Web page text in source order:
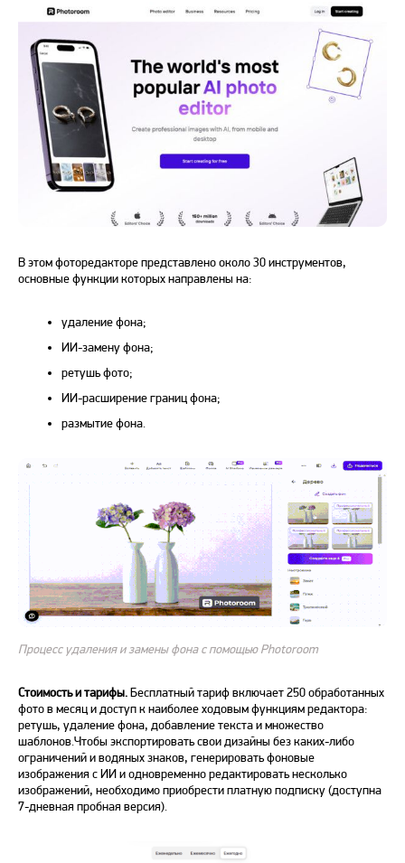
В этом фоторедакторе представлено около 30 инструментов,
основные функции которых направлены на:
удаление фона;
ИИ-замену фона;
ретушь фото;
ИИ-расширение границ фона;
размытие фона.
Процесс удаления и замены фона с помощью Photoroom
Стоимость и тарифы.Бесплатныйтариф включает 250обработанных
фотов месяц и доступ к наиболее ходовым функциям редактора:
ретушь, удаление фона, добавление текста и множество
шаблонов.Чтобы экспортировать свои дизайны без каких-либо
ограничений и водяных знаков, генерировать фоновые
изображения сИИи одновременно редактировать несколько
изображений, необходимо приобрести платную подписку (доступна
7-дневная пробная версия).